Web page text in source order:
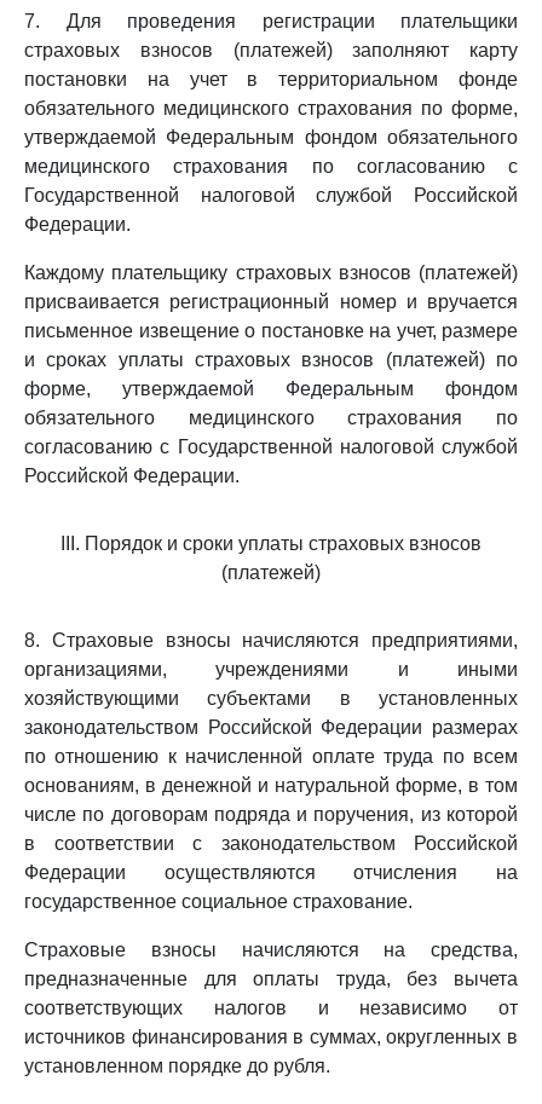
7. Для проведения регистрации плательщики
страховых взносов (платежей) заполняют карту
постановки на учет в территориальном фонде
обязательного медицинского страхования по форме,
утверждаемой Федеральным фондом обязательного
медицинского страхования по согласованию с
Государственной налоговой службой Российской
Федерации.
Каждому плательщику страховых взносов (платежей)
присваивается регистрационный номер и вручается
письменное извещение о постановке на учет, размере
и сроках уплаты страховых взносов (платежей) по
форме, утверждаемой Федеральным фондом
обязательного медицинского страхования по
согласованию с Государственной налоговой службой
Российской Федерации.
III. Порядок и сроки уплаты страховых взносов
(платежей)
8. Страховые взносы начисляются предприятиями,
организациями, учреждениями и иными
хозяйствующими субъектами в установленных
законодательством Российской Федерации размерах
по отношению к начисленной оплате труда по всем
основаниям, в денежной и натуральной форме, в том
числе по договорам подряда и поручения, из которой
в соответствии с законодательством Российской
Федерации осуществляются отчисления на
государственное социальное страхование.
Страховые взносы начисляются на средства,
предназначенные для оплаты труда, без вычета
соответствующих налогов и независимо от
источников финансирования в суммах, округленных в
установленном порядке до рубля.